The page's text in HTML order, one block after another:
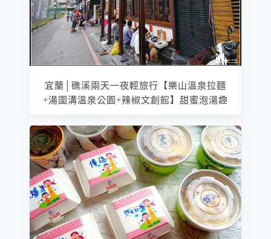
宜蘭│礁溪兩天一夜輕旅行【樂山溫泉拉麵
+湯圍溝溫泉公園+辣椒文創館】甜蜜泡湯趣